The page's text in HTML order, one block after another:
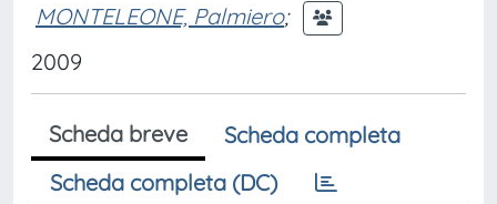
MONTELEONE, Palmiero;
2009
Scheda breve
Scheda completa
Scheda completa (DC)